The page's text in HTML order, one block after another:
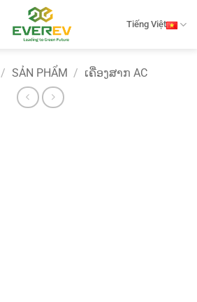
Tiếng Việt
/ SẢN PHẨM / ເຄື່ອງສາກ AC